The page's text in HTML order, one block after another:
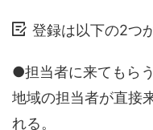
登録は以下の2つ
●担当者に来てもらう
地域の担当者が直接
れる。